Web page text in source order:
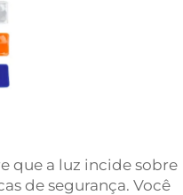
que a luz incide sobre
de segurança. Você